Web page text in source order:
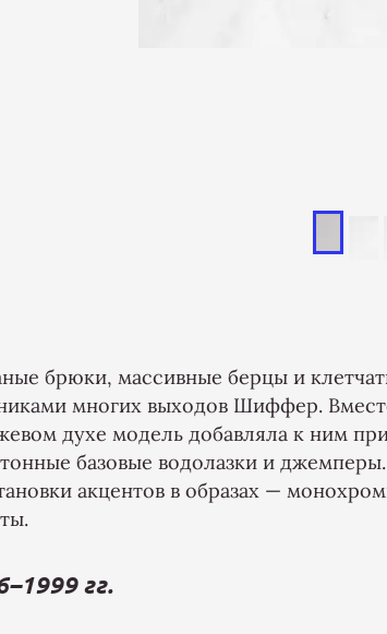
брюки, массивные берцы и
многих выходов Шиффер.
духе модель добавляла к ним
базовые водолазки и
акцентов в образах —
гг.